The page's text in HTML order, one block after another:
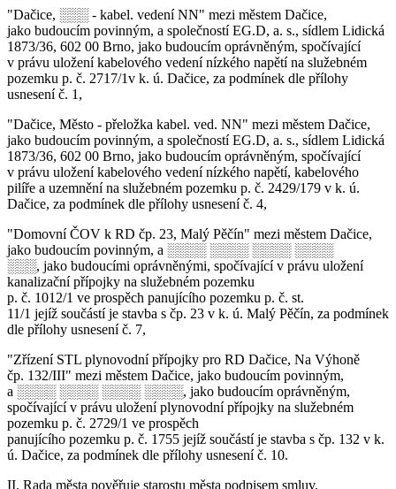
"Dačice, ░░░ - kabel. vedení NN" mezi městem Dačice,
jako budoucím povinným, a společností EG.D, a. s., sídlem Lidická
1873/36, 602 00 Brno, jako budoucím oprávněným, spočívající
v právu uložení kabelového vedení nízkého napětí na služebném
pozemku p. č. 2717/1v k. ú. Dačice, za podmínek dle přílohy
usnesení č. 1,
"Dačice, Město - přeložka kabel. ved. NN" mezi městem Dačice,
jako budoucím povinným, a společností EG.D, a. s., sídlem Lidická
1873/36, 602 00 Brno, jako budoucím oprávněným, spočívající
v právu uložení kabelového vedení nízkého napětí, kabelového
pilíře a uzemnění na služebném pozemku p. č. 2429/179 v k. ú.
Dačice, za podmínek dle přílohy usnesení č. 4,
"Domovní ČOV k RD čp. 23, Malý Pěčín" mezi městem Dačice,
jako budoucím povinným, a ░░░░ ░░░░ ░░░░ ░░░░
░░░, jako budoucími oprávněnými, spočívající v právu uložení
kanalizační přípojky na služebném pozemku
p. č. 1012/1 ve prospěch panujícího pozemku p. č. st.
11/1 jejíž součástí je stavba s čp. 23 v k. ú. Malý Pěčín, za podmínek
dle přílohy usnesení č. 7,
"Zřízení STL plynovodní přípojky pro RD Dačice, Na Výhoně
čp. 132/III" mezi městem Dačice, jako budoucím povinným,
a ░░░░ ░░░░ ░░░░ ░░░░, jako budoucím oprávněným,
spočívající v právu uložení plynovodní přípojky na služebném
pozemku p. č. 2729/1 ve prospěch
panujícího pozemku p. č. 1755 jejíž součástí je stavba s čp. 132 v k.
ú. Dačice, za podmínek dle přílohy usnesení č. 10.
II. Rada města pověřuje starostu města podpisem smluv.